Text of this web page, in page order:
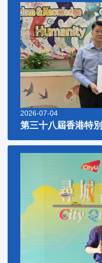
2026-07-04
第三十八屆香港特